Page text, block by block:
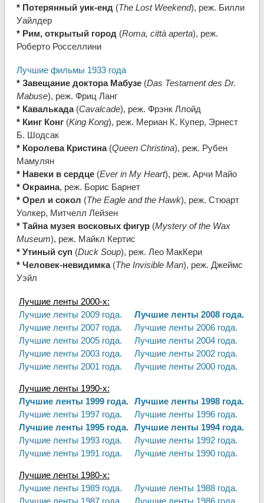
* Потерянный уик-енд (The Lost Weekend), реж. Билли
Уайлдер
* Рим, открытый город (Roma, città aperta), реж.
Роберто Росселлини
Лучшие фильмы 1933 года
* Завещание доктора Мабузе(Das Testament des Dr.
Mabuse), реж. Фриц Ланг
* Кавалькада(Cavalcade), реж. Фрэнк Ллойд
* Кинг Конг (King Kong), реж. Мериан К. Купер, Эрнест
Б. Шодсак
* Королева Кристина(Queen Christina), реж. Рубен
Мамулян
* Навеки в сердце(Ever in My Heart), реж. Арчи Майо
* Окраина, реж. Борис Барнет
* Орел и сокол (The Eagle and the Hawk), реж. Стюарт
Уолкер, Митчелл Лейзен
* Тайна музея восковых фигур(Mystery of the Wax
Museum), реж. Майкл Кертис
* Утиный суп (Duck Soup), реж. Лео МакКери
* Человек-невидимка(The Invisible Man), реж. Джеймс
Уэйл
Лучшие ленты 2000-х:
Лучшие ленты 2009 года.
Лучшие ленты 2008 года.
Лучшие ленты 2007 года.
Лучшие ленты 2006 года.
Лучшие ленты 2005 года.
Лучшие ленты 2004 года.
Лучшие ленты 2003 года.
Лучшие ленты 2002 года.
Лучшие ленты 2001 года.
Лучшие ленты 2000 года.
Лучшие ленты 1990-х:
Лучшие ленты 1999 года. Лучшие ленты 1998 года.
Лучшие ленты 1997 года.
Лучшие ленты 1996 года.
Лучшие ленты 1995 года. Лучшие ленты 1994 года.
Лучшие ленты 1993 года.
Лучшие ленты 1992 года.
Лучшие ленты 1991 года.
Лучшие ленты 1990 года.
Лучшие ленты 1980-х:
Лучшие ленты 1989 года.
Лучшие ленты 1988 года.
Лучшие ленты 1987 года.
Лучшие ленты 1986 года.